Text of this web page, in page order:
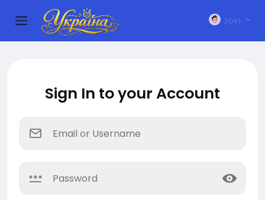
Join
Sign In to your Account